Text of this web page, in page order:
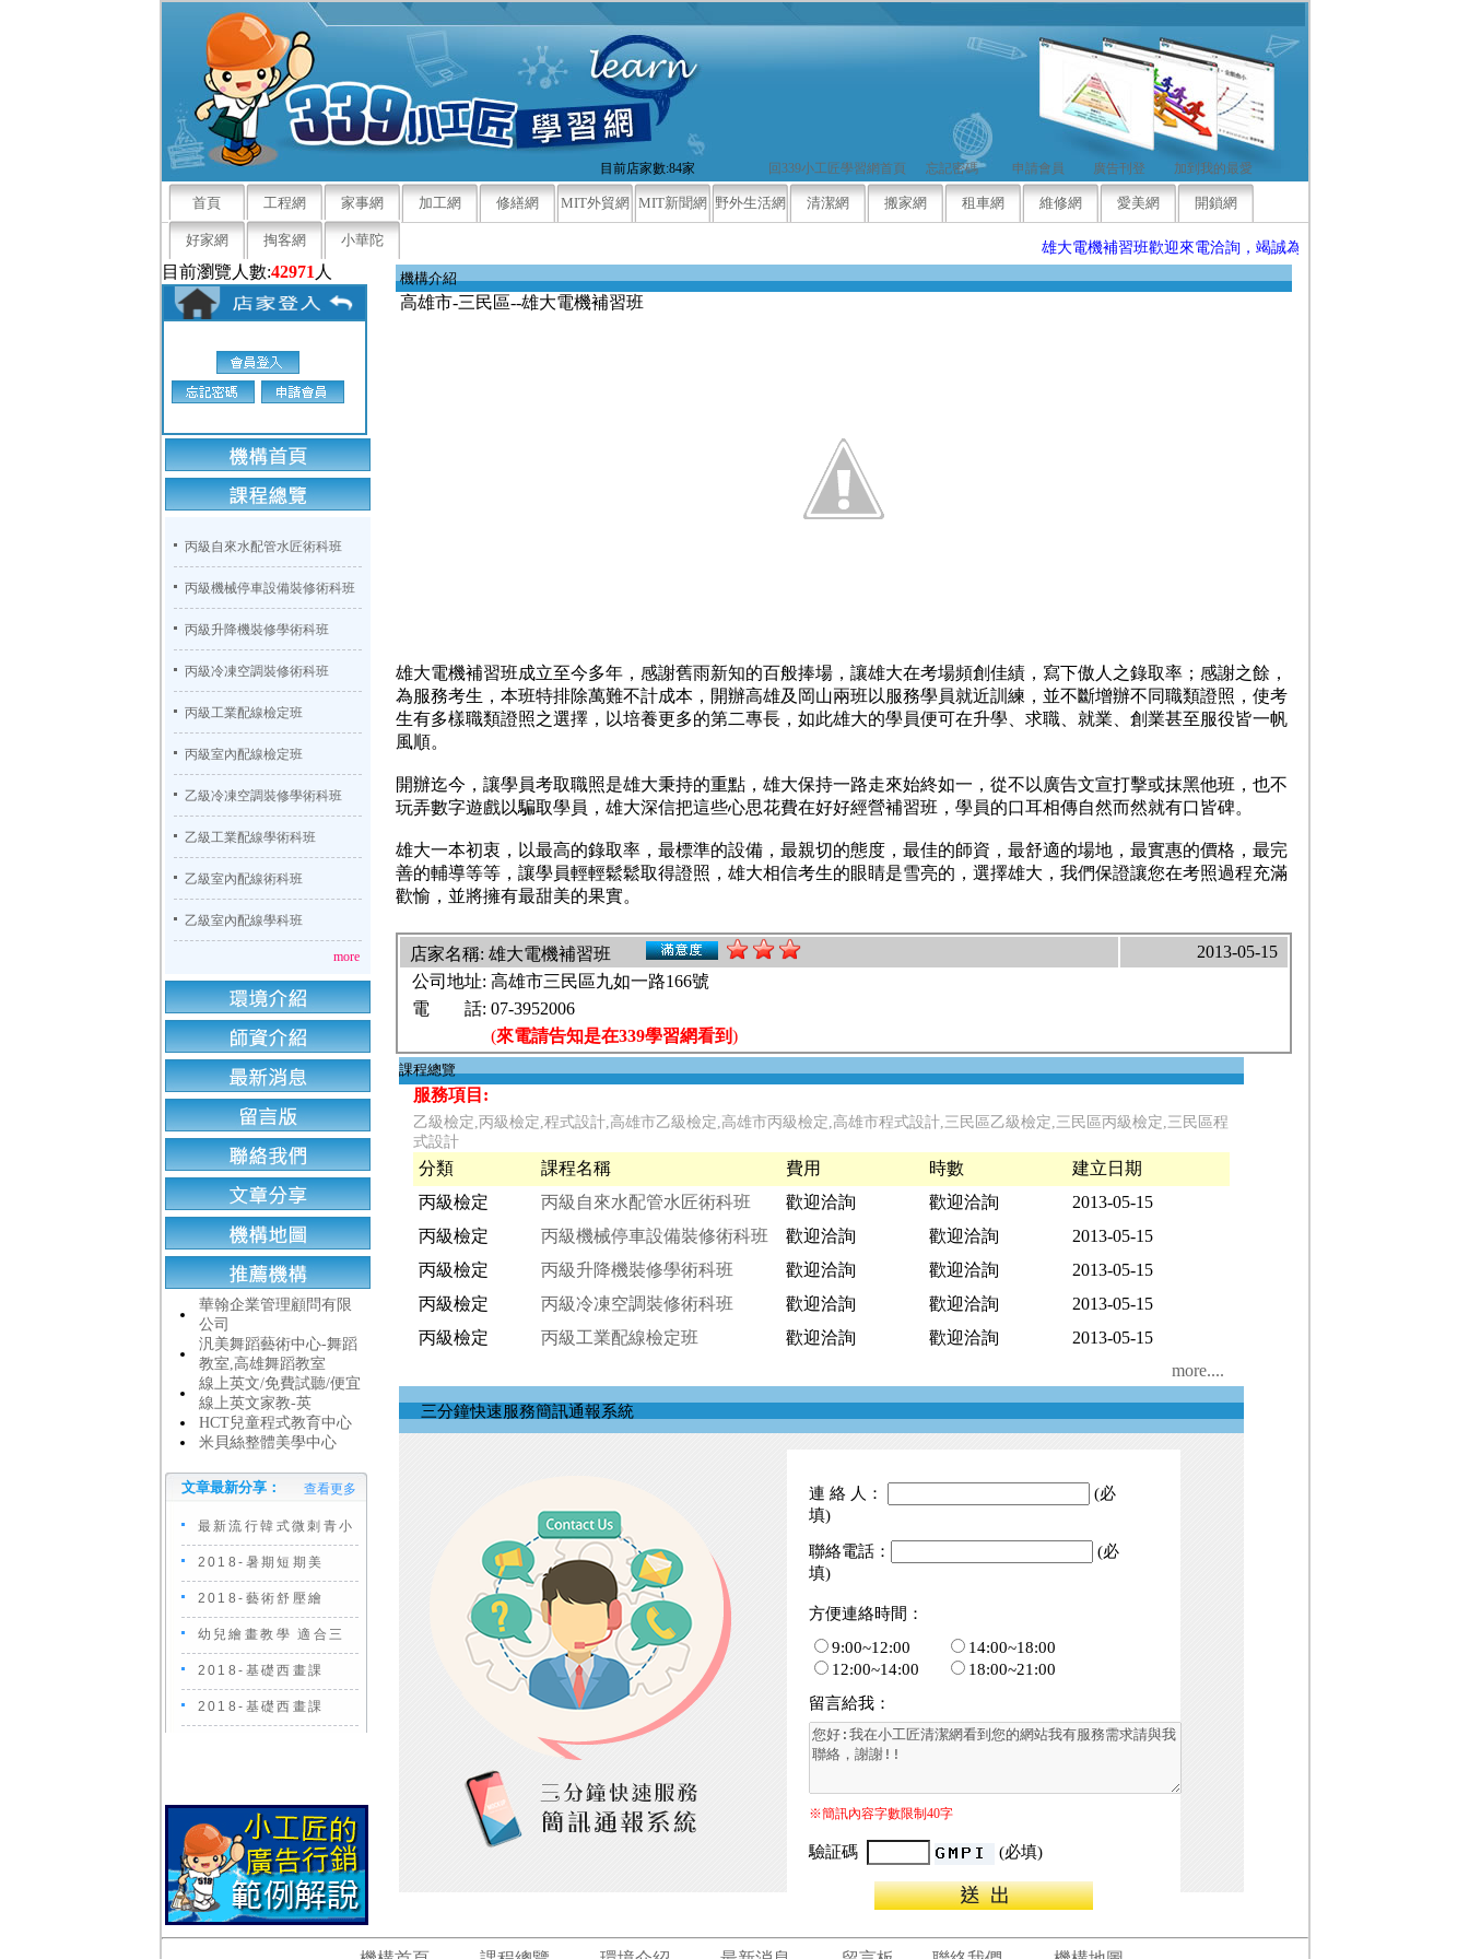
目前店家數:84家 回339小工匠學習網首頁 忘記密碼 申請會員 廣告刊登 加到我的最愛
首頁 工程網 家事網 加工網 修繕網 MIT外貿網 MIT新聞網 野外生活網 清潔網 搬家網 租車網 維修網 愛美網 開鎖網
好家網 掏客網 小華陀 雄大電機補習班歡迎來電洽詢，竭誠為您服務
目前瀏覽人數:42971 人
丙級自來水配管水匠術科班
丙級機械停車設備裝修術科班
丙級升降機裝修學術科班
丙級冷凍空調裝修術科班
丙級工業配線檢定班
丙級室內配線檢定班
乙級冷凍空調裝修學術科班
乙級工業配線學術科班
乙級室內配線術科班
乙級室內配線學科班
more
華翰企業管理顧問有限
公司
汎美舞蹈藝術中心-舞蹈
教室,高雄舞蹈教室
線上英文/免費試聽/便宜
線上英文家教-英
HCT兒童程式教育中心
米貝絲整體美學中心
文章最新分享： 查看更多
最新流行韓式微刺青小
2018-暑期短期美
2018-藝術舒壓繪
幼兒繪畫教學 適合三
2018-基礎西畫課
2018-基礎西畫課
機構介紹
高雄市-三民區--雄大電機補習班
雄大電機補習班成立至今多年，感謝舊雨新知的百般捧場，讓雄大在考場頻創佳績，寫下傲人之錄取率；感謝之餘，
為服務考生，本班特排除萬難不計成本，開辦高雄及岡山兩班以服務學員就近訓練，並不斷增辦不同職類證照，使考
生有多樣職類證照之選擇，以培養更多的第二專長，如此雄大的學員便可在升學、求職、就業、創業甚至服役皆一帆
風順。
開辦迄今，讓學員考取職照是雄大秉持的重點，雄大保持一路走來始終如一，從不以廣告文宣打擊或抹黑他班，也不
玩弄數字遊戲以騙取學員，雄大深信把這些心思花費在好好經營補習班，學員的口耳相傳自然而然就有口皆碑。
雄大一本初衷，以最高的錄取率，最標準的設備，最親切的態度，最佳的師資，最舒適的場地，最實惠的價格，最完
善的輔導等等，讓學員輕輕鬆鬆取得證照，雄大相信考生的眼睛是雪亮的，選擇雄大，我們保證讓您在考照過程充滿
歡愉，並將擁有最甜美的果實。
店家名稱: 雄大電機補習班
2013-05-15
公司地址: 高雄市三民區九如一路166號
電 話: 07-3952006
(來電請告知是在339學習網看到)
課程總覽
服務項目:
乙級檢定,丙級檢定,程式設計,高雄市乙級檢定,高雄市丙級檢定,高雄市程式設計,三民區乙級檢定,三民區丙級檢定,三民區程
式設計
分類 課程名稱 費用 時數
建立日期
丙級檢定
丙級自來水配管水匠術科班 歡迎洽詢 歡迎洽詢
2013-05-15
丙級檢定
丙級機械停車設備裝修術科班 歡迎洽詢 歡迎洽詢
2013-05-15
丙級檢定
丙級升降機裝修學術科班 歡迎洽詢 歡迎洽詢
2013-05-15
丙級檢定
丙級冷凍空調裝修術科班 歡迎洽詢 歡迎洽詢
2013-05-15
丙級檢定
丙級工業配線檢定班 歡迎洽詢 歡迎洽詢
2013-05-15
more....
三分鐘快速服務簡訊通報系統
連 絡 人：
(必
填)
聯絡電話：
(必
填)
方便連絡時間：
9:00~12:00
14:00~18:00
12:00~14:00
18:00~21:00
留言給我：
※簡訊內容字數限制40字
驗証碼 (必填)